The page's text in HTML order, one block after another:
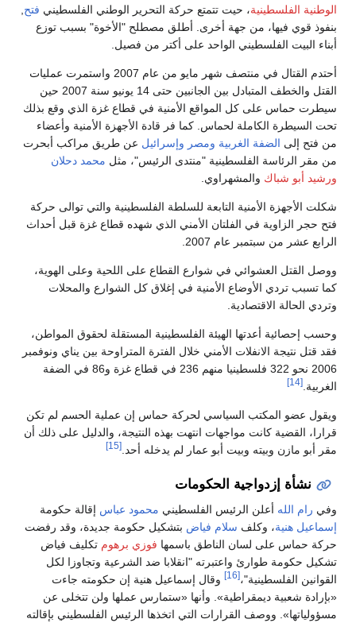
الوطنية الفلسطينية، حيت تتمتع حركة التحرير الوطني الفلسطيني فتح,
بنفوذ قوي فيها، من جهة أخرى. أطلق مصطلح "الأخوة" بسبب توزع
أبناء البيت الفلسطيني الواحد على أكتر من فصيل.
أحتدم القتال في منتصف شهر مايو من عام 2007 واستمرت عمليات
القتل والخطف المتبادل بين الجانبين حتى 14 يونيو سنة 2007 حين
سيطرت حماس على كل المواقع الأمنية في قطاع غزة الذي وقع بذلك
تحت السيطرة الكاملة لحماس. كما فر قادة الأجهزة الأمنية وأعضاء
من فتح إلى الضفة الغربية ومصر وإسرائيل عن طريق مراكب أبحرت
من مقر الرئاسة الفلسطينية "منتدى الرئيس"، مثل محمد دحلان
ورشيد أبو شباك والمشهراوي.
شكلت الأجهزة الأمنية التابعة للسلطة الفلسطينية والتي توالى حركة
فتح حجر الزاوية في الفلتان الأمني الذي شهده قطاع غزة قبل أحداث
الرابع عشر من سبتمبر عام 2007.
ووصل القتل العشوائي في شوارع القطاع على اللحية وعلى الهوية،
كما تسبب تردي الأوضاع الأمنية في إغلاق كل الشوارع والمحلات
وتردي الحالة الاقتصادية.
وحسب إحصائية أعدتها الهيئة الفلسطينية المستقلة لحقوق المواطن،
فقد قتل نتيجة الانفلات الأمني خلال الفترة المتراوحة بين يناي ونوفمبر
2006 نحو 322 فلسطينيا منهم 236 في قطاع غزة و86 في الضفة
الغربية.[14]
ويقول عضو المكتب السياسي لحركة حماس إن عملية الحسم لم تكن
قرارا، القضية كانت مواجهات انتهت بهذه النتيجة، والدليل على ذلك أن
مقر أبو مازن وبيته وبيت أبو عمار لم يدخله أحد.[15]
نشأة إزدواجية الحكومات
وفي رام الله أعلن الرئيس الفلسطيني محمود عباس إقالة حكومة
إسماعيل هنية، وكلف سلام فياض بتشكيل حكومة جديدة، وقد رفضت
حركة حماس على لسان الناطق باسمها فوزي برهوم تكليف فياض
تشكيل حكومة طوارئ واعتبرته "انقلابا ضد الشرعية وتجاوزا لكل
القوانين الفلسطينية"،[16]
وقال إسماعيل هنية إن حكومته جاءت
«بإرادة شعبية ديمقراطية». وأنها «ستمارس عملها ولن تتخلى عن
مسؤولياتها». ووصف القرارات التي اتخذها الرئيس الفلسطيني بإقالته